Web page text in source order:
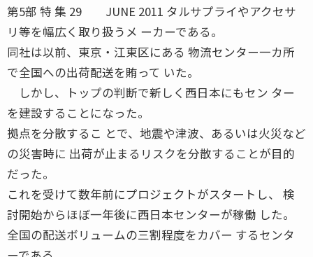
第5部 特 集 29 JUNE 2011 タルサプライやアクセサ
リ等を幅広く取り扱うメ ーカーである。
同社は以前、東京・江東区にある 物流センター一カ所
で全国への出荷配送を賄って いた。
しかし、トップの判断で新しく西日本にもセン ター
を建設することになった。
拠点を分散するこ とで、地震や津波、あるいは火災など
の災害時に 出荷が止まるリスクを分散することが目的
だった。
これを受けて数年前にプロジェクトがスタートし、 検
討開始からほぼ一年後に西日本センターが稼働 した。
全国の配送ボリュームの三割程度をカバー するセンタ